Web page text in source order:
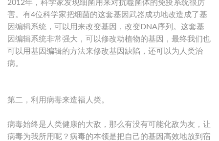
2012年，科学家发现细菌用来对抗噬菌体的免疫系统很厉
害。有4位科学家把细菌的这套基因武器成功地改造成了基
因编辑系统，可以用来改变基因，改变DNA序列。这套基
因编辑系统非常强大，可以修改动植物的基因，最终我们也
可以用基因编辑的方法来修改基因缺陷，还可以为人类治
病。
第二，利用病毒来造福人类。
病毒始终是人类健康的大敌，那么有没有可能化敌为友，让
病毒为我所用呢？病毒的本领是把自己的基因高效地放到宿